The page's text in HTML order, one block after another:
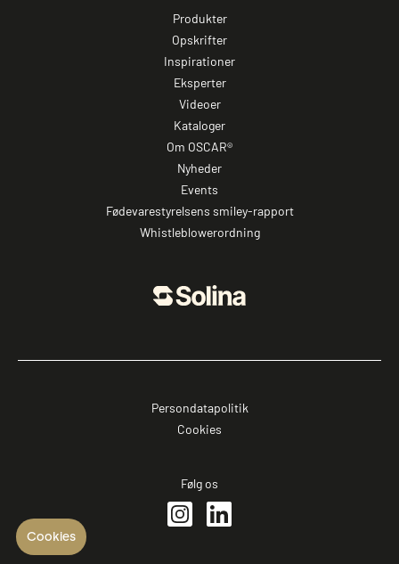
Produkter
Opskrifter
Inspirationer
Eksperter
Videoer
Kataloger
Om OSCAR®
Nyheder
Events
Fødevarestyrelsens smiley-rapport
Whistleblowerordning
Persondatapolitik
Cookies
Følg os